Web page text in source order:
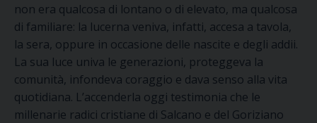
non era qualcosa di lontano o di elevato, ma qualcosa
di familiare: la lucerna veniva, infatti, accesa a tavola,
la sera, oppure in occasione delle nascite e degli addii.
La sua luce univa le generazioni, proteggeva la
comunità, infondeva coraggio e dava senso alla vita
quotidiana. L’accenderla oggi testimonia che le
millenarie radici cristiane di Salcano e del Goriziano